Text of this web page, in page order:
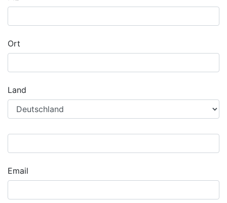
Ort
Land
Email